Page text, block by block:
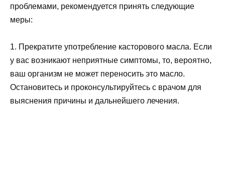
проблемами, рекомендуется принять следующие
меры:
1. Прекратите употребление касторового масла. Если
у вас возникают неприятные симптомы, то, вероятно,
ваш организм не может переносить это масло.
Остановитесь и проконсультируйтесь с врачом для
выяснения причины и дальнейшего лечения.